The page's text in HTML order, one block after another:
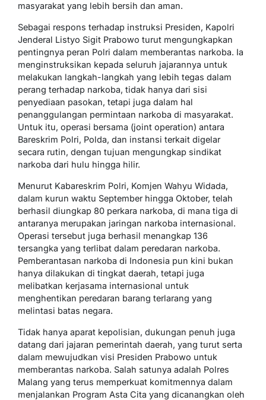
masyarakat yang lebih bersih dan aman.
Sebagai respons terhadap instruksi Presiden, Kapolri
Jenderal Listyo Sigit Prabowo turut mengungkapkan
pentingnya peran Polri dalam memberantas narkoba. Ia
menginstruksikan kepada seluruh jajarannya untuk
melakukan langkah-langkah yang lebih tegas dalam
perang terhadap narkoba, tidak hanya dari sisi
penyediaan pasokan, tetapi juga dalam hal
penanggulangan permintaan narkoba di masyarakat.
Untuk itu, operasi bersama (joint operation) antara
Bareskrim Polri, Polda, dan instansi terkait digelar
secara rutin, dengan tujuan mengungkap sindikat
narkoba dari hulu hingga hilir.
Menurut Kabareskrim Polri, Komjen Wahyu Widada,
dalam kurun waktu September hingga Oktober, telah
berhasil diungkap 80 perkara narkoba, di mana tiga di
antaranya merupakan jaringan narkoba internasional.
Operasi tersebut juga berhasil menangkap 136
tersangka yang terlibat dalam peredaran narkoba.
Pemberantasan narkoba di Indonesia pun kini bukan
hanya dilakukan di tingkat daerah, tetapi juga
melibatkan kerjasama internasional untuk
menghentikan peredaran barang terlarang yang
melintasi batas negara.
Tidak hanya aparat kepolisian, dukungan penuh juga
datang dari jajaran pemerintah daerah, yang turut serta
dalam mewujudkan visi Presiden Prabowo untuk
memberantas narkoba. Salah satunya adalah Polres
Malang yang terus memperkuat komitmennya dalam
menjalankan Program Asta Cita yang dicanangkan oleh